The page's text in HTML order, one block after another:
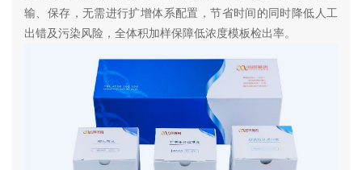
输、保存，无需进行扩增体系配置，节省时间的同时降低人工
出错及污染风险，全体积加样保障低浓度模板检出率。